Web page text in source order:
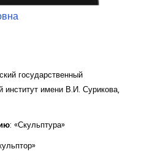
государственный
институт имени В.И. Сурикова,
: «Скульптура»